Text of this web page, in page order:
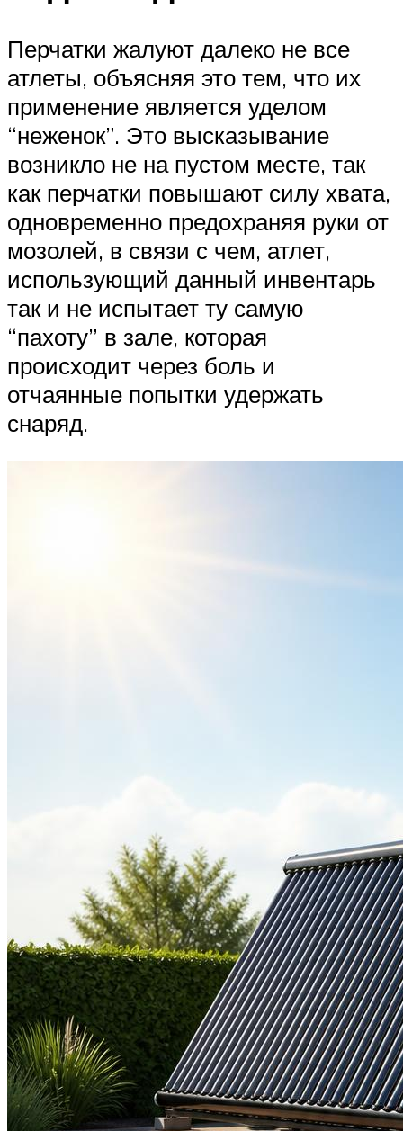
Перчатки жалуют далеко не все
атлеты, объясняя это тем, что их
применение является уделом
“неженок”. Это высказывание
возникло не на пустом месте, так
как перчатки повышают силу хвата,
одновременно предохраняя руки от
мозолей, в связи с чем, атлет,
использующий данный инвентарь
так и не испытает ту самую
“пахоту” в зале, которая
происходит через боль и
отчаянные попытки удержать
снаряд.